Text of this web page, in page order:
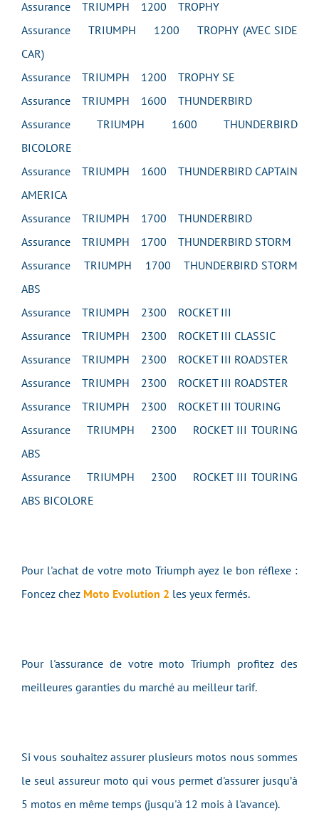
Assurance TRIUMPH 1200 TROPHY
Assurance TRIUMPH 1200 TROPHY (AVEC SIDE
CAR)
Assurance TRIUMPH 1200 TROPHY SE
Assurance TRIUMPH 1600 THUNDERBIRD
Assurance TRIUMPH 1600 THUNDERBIRD
BICOLORE
Assurance TRIUMPH 1600 THUNDERBIRD CAPTAIN
AMERICA
Assurance TRIUMPH 1700 THUNDERBIRD
Assurance TRIUMPH 1700 THUNDERBIRD STORM
Assurance TRIUMPH 1700 THUNDERBIRD STORM
ABS
Assurance TRIUMPH 2300 ROCKET III
Assurance TRIUMPH 2300 ROCKET III CLASSIC
Assurance TRIUMPH 2300 ROCKET III ROADSTER
Assurance TRIUMPH 2300 ROCKET III ROADSTER
Assurance TRIUMPH 2300 ROCKET III TOURING
Assurance TRIUMPH 2300 ROCKET III TOURING
ABS
Assurance TRIUMPH 2300 ROCKET III TOURING
ABS BICOLORE
Pour l'achat de votre moto Triumph ayez le bon réflexe :
Foncez chez Moto Evolution 2 les yeux fermés.
Pour l'assurance de votre moto Triumph profitez des
meilleures garanties du marché au meilleur tarif.
Si vous souhaitez assurer plusieurs motos nous sommes
le seul assureur moto qui vous permet d'assurer jusqu’à
5 motos en même temps (jusqu'à 12 mois à l'avance).